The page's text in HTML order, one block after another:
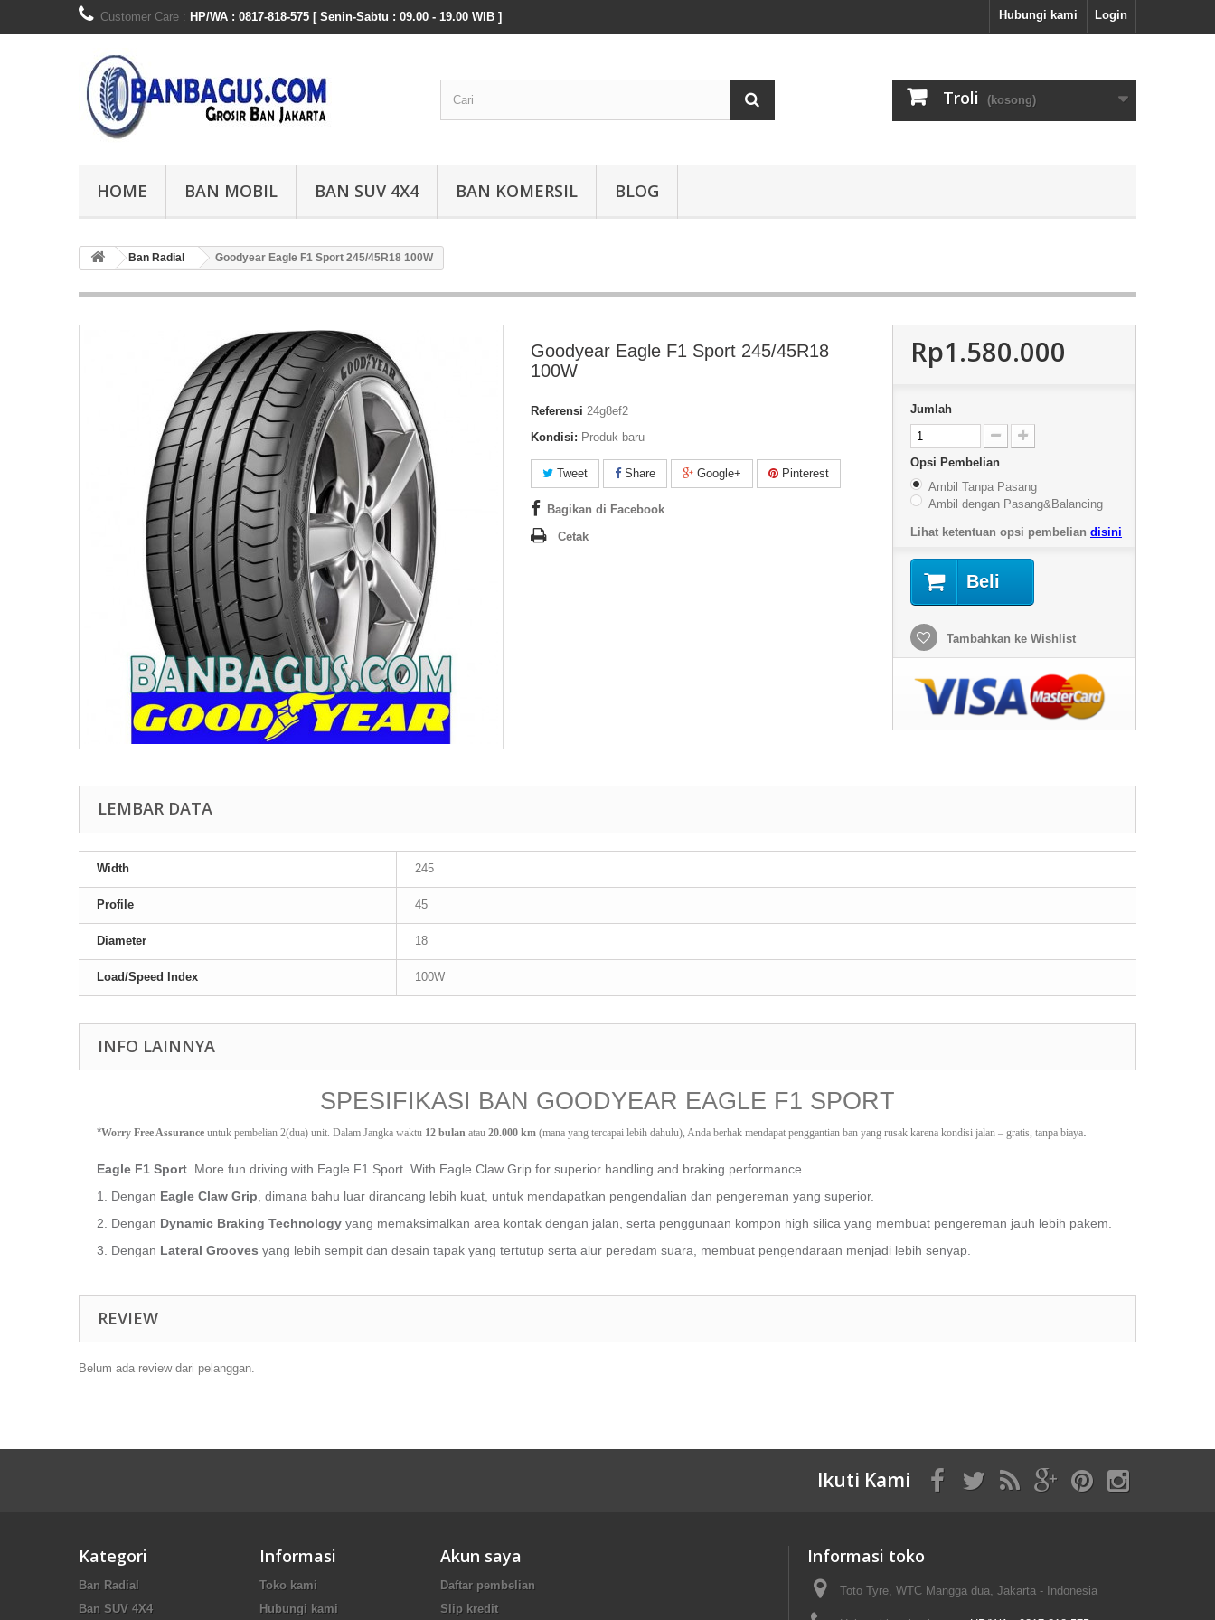
Login
Hubungi kami
Customer Care : HP/WA : 0817-818-575 [ Senin-Sabtu : 09.00 - 19.00 WIB ]
Troli (kosong)
HOME BAN MOBIL BAN SUV 4X4 BAN KOMERSIL BLOG
Ban Radial Goodyear Eagle F1 Sport 245/45R18 100W
Goodyear Eagle F1 Sport 245/45R18
100W
Referensi 24g8ef2
Kondisi: Produk baru
Tweet Share Google+ Pinterest
Bagikan di Facebook
Cetak
Rp1.580.000
Jumlah
Opsi Pembelian
Ambil Tanpa Pasang
Ambil dengan Pasang&Balancing
Lihat ketentuan opsi pembelian disini
Beli
Tambahkan ke Wishlist
LEMBAR DATA
Width 245
Profile 45
Diameter 18
Load/Speed Index 100W
INFO LAINNYA
SPESIFIKASI BAN GOODYEAR EAGLE F1 SPORT
*Worry Free Assurance untuk pembelian 2(dua) unit. Dalam Jangka waktu 12 bulan atau 20.000 km (mana yang tercapai lebih dahulu), Anda berhak mendapat penggantian ban yang rusak karena kondisi jalan – gratis, tanpa biaya
Eagle F1 Sport More fun driving with Eagle F1 Sport. With Eagle Claw Grip for superior handling and braking performance.
1. Dengan Eagle Claw Grip , dimana bahu luar dirancang lebih kuat, untuk mendapatkan pengendalian dan pengereman yang superior.
2. Dengan Dynamic Braking Technology yang memaksimalkan area kontak dengan jalan, serta penggunaan kompon high silica yang membuat pengereman jauh lebih pakem.
3. Dengan Lateral Grooves yang lebih sempit dan desain tapak yang tertutup serta alur peredam suara, membuat pengendaraan menjadi lebih senyap.
REVIEW
Belum ada review dari pelanggan.
Ikuti Kami
Kategori
Ban Radial
Ban SUV 4X4
Informasi
Toko kami
Hubungi kami
Akun saya
Daftar pembelian
Slip kredit
Informasi toko
Toto Tyre, WTC Mangga dua, Jakarta - Indonesia